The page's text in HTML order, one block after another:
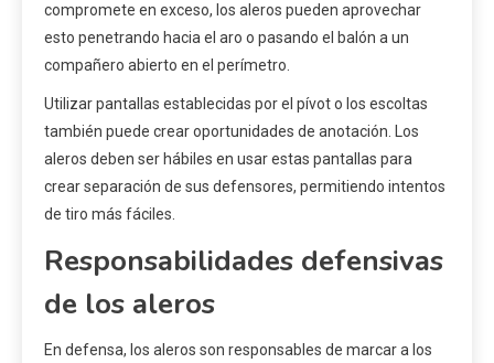
compromete en exceso, los aleros pueden aprovechar
esto penetrando hacia el aro o pasando el balón a un
compañero abierto en el perímetro.
Utilizar pantallas establecidas por el pívot o los escoltas
también puede crear oportunidades de anotación. Los
aleros deben ser hábiles en usar estas pantallas para
crear separación de sus defensores, permitiendo intentos
de tiro más fáciles.
Responsabilidades defensivas
de los aleros
En defensa, los aleros son responsables de marcar a los